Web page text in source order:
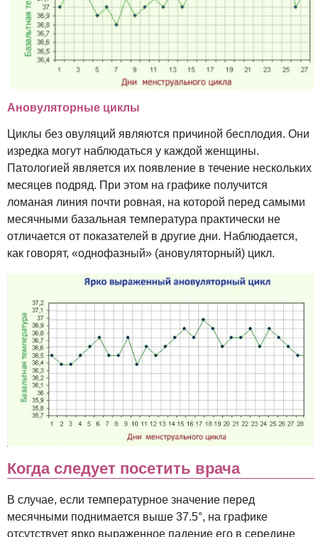
Ановуляторные циклы
Циклы без овуляций являются причиной бесплодия. Они
изредка могут наблюдаться у каждой женщины.
Патологией является их появление в течение нескольких
месяцев подряд. При этом на графике получится
ломаная линия почти ровная, на которой перед самыми
месячными базальная температура практически не
отличается от показателей в другие дни. Наблюдается,
как говорят, «однофазный» (ановуляторный) цикл.
Когда следует посетить врача
В случае, если температурное значение перед
месячными поднимается выше 37.5°, на графике
отсутствует ярко выраженное падение его в середине